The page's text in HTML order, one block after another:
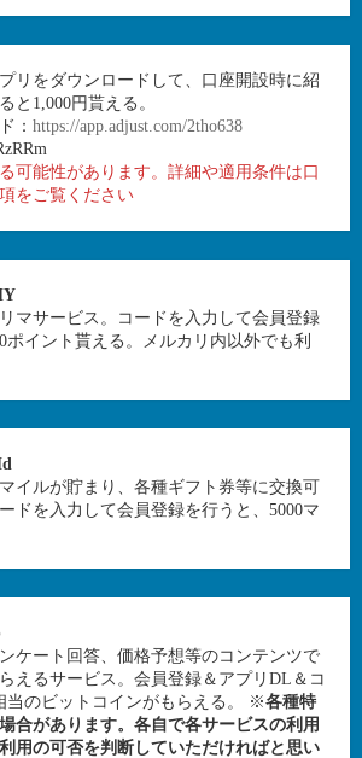
プリをダウンロードして、口座開設時に紹
と1,000円貰える。
： https://app.adjust.com/2tho638
可能性があります。詳細や適用条件は口
をご覧ください
マサービス。コードを入力して会員登録
ポイント貰える。メルカリ内以外でも利
イルが貯まり、各種ギフト券等に交換可
ドを入力して会員登録を行うと、5000マ
ケート回答、価格予想等のコンテンツで
えるサービス。会員登録＆アプリDL＆コ
当のビットコインがもらえる。 ※各種特
合があります。各自で各サービスの利用
用の可否を判断していただければと思い